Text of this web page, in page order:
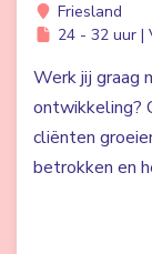
Friesland
24 - 32 uur |
Werk jij graag
ontwikkeling?
cliënten
betrokken en